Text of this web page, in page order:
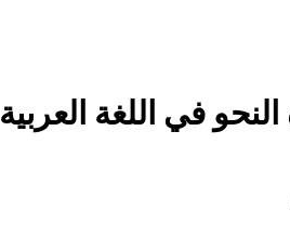
في اللغة العربية